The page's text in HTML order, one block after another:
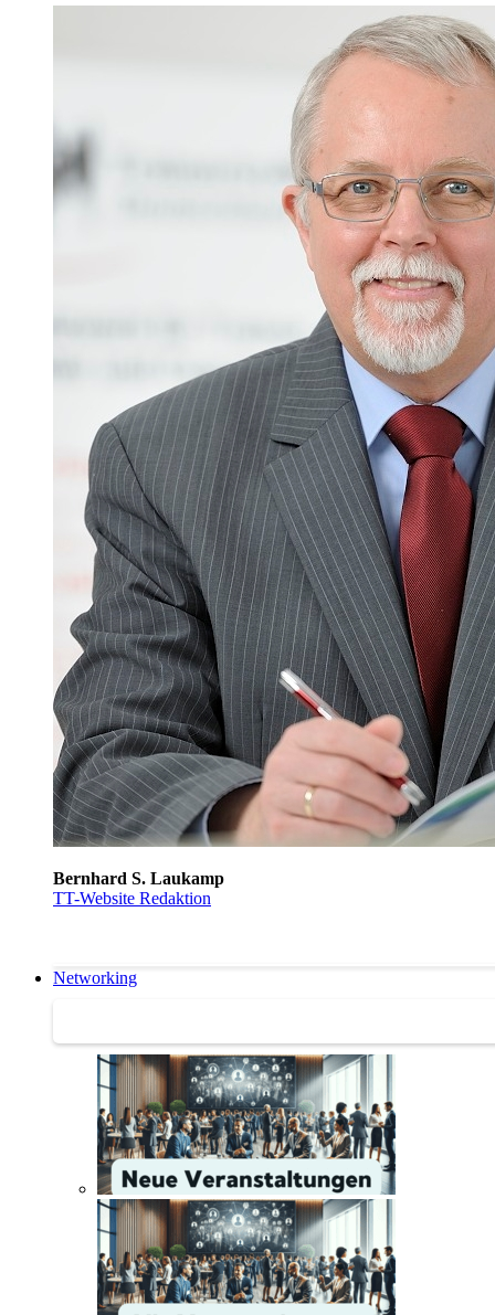
Bernhard S. Laukamp
TT-Website Redaktion
Networking